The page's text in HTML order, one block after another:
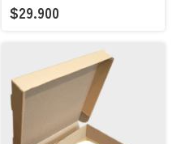
UNIDADES
$29.900